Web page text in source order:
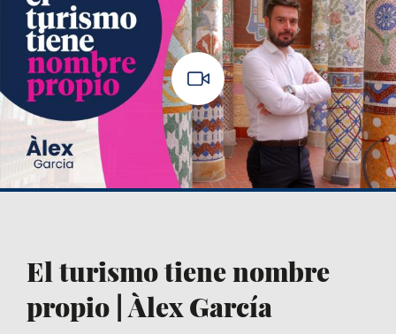
El turismo tiene nombre
propio | Àlex García